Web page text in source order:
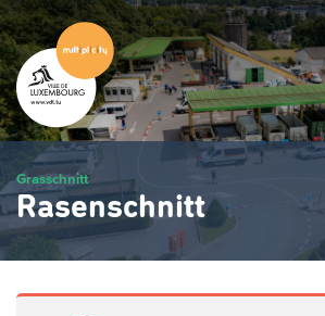
Zum
Hauptinhalt
gehen
Grasschnitt
Rasenschnitt